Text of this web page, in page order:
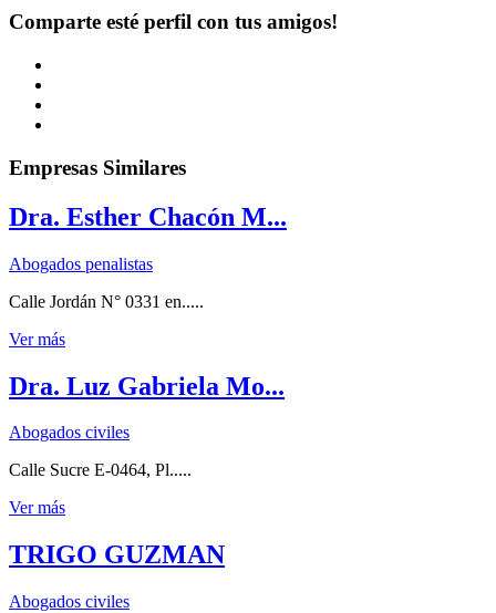
Comparte esté perfil con tus amigos!
Empresas Similares
Dra. Esther Chacón M...
Abogados penalistas
Calle Jordán N° 0331 en.....
Ver más
Dra. Luz Gabriela Mo...
Abogados civiles
Calle Sucre E-0464, Pl.....
Ver más
TRIGO GUZMAN
Abogados civiles